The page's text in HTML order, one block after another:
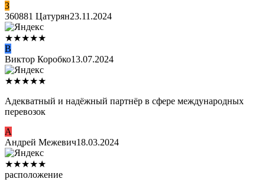
3
360881 Цатурян23.11.2024
★★★★★
В
Виктор Коробко13.07.2024
★★★★★
Адекватный и надёжный партнёр в сфере международных
перевозок
А
Андрей Межевич18.03.2024
★★★★★
расположение